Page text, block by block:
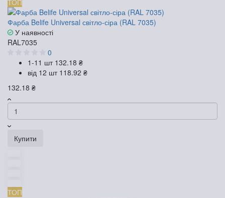
ТОП
Фарба Belife Universal світло-сіра (RAL 7035)
У наявності
RAL7035
0
1-11 шт 132.18 ₴
від 12 шт 118.92 ₴
132.18 ₴
Купити
ТОП